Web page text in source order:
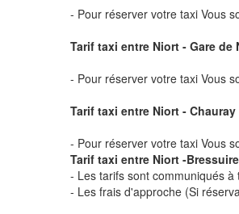
- Pour réserver votre taxi Vous
Tarif taxi entre Niort - Gare de
- Pour réserver votre taxi Vous
Tarif taxi entre Niort -
- Pour réserver votre taxi Vous
Tarif taxi entre Niort -
- Les tarifs sont communiqués
- Les frais d'approche (Si